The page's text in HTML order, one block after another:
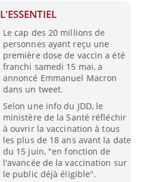
L'ESSENTIEL
Le cap des 20 millions de
personnes ayant reçu une
première dose de vaccin a été
franchi samedi 15 mai, a
annoncé Emmanuel Macron
dans un tweet.
Selon une info du JDD, le
ministère de la Santé réfléchir
à ouvrir la vaccination à tous
les plus de 18 ans avant la date
du 15 juin, "en fonction de
l'avancée de la vaccination sur
le public déjà éligible".